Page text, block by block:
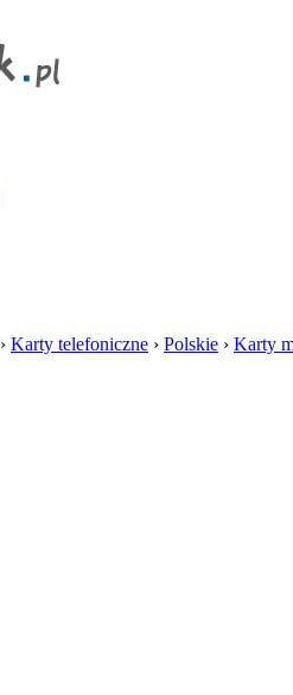
› Karty telefoniczne › Polskie › Karty